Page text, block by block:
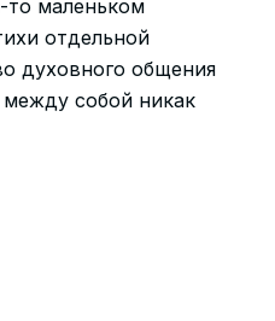
то маленьком
отдельной
духовного общения
собой никак